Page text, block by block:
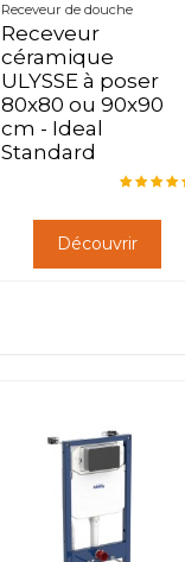
Receveur de douche
Receveur
céramique
ULYSSE à poser
80x80 ou 90x90
cm - Ideal
Standard
Découvrir